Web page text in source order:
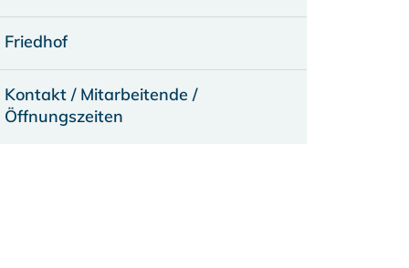
Friedhof
Kontakt / Mitarbeitende /
Öffnungszeiten